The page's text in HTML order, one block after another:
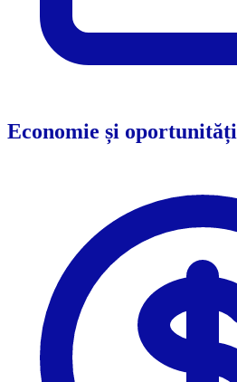
Economie și oportunități